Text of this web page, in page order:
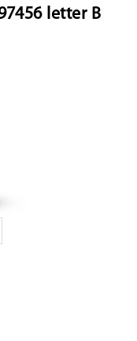
letter B